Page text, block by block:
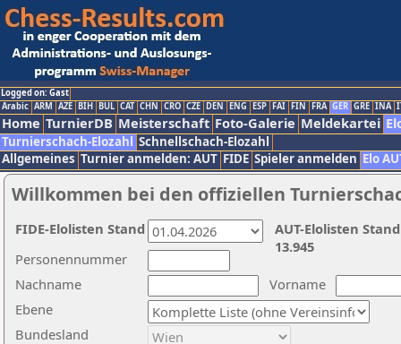
Logged on: Gast
Arabic ARM AZE BIH BUL CAT CHN CRO CZE DEN ENG ESP FAI FIN FRA GER GRE INA
Home TurnierDB Meisterschaft Foto-Galerie Meldekartei
Turnierschach-Elozahl Schnellschach-Elozahl
Allgemeines Turnier anmelden: AUT FIDE Spieler anmelden Elo
Willkommen bei den offiziellen
Nachname
Vorname
Ebene
Personennummer
Bundesland
AUT-Elolisten
13.945
FIDE-Elolisten Stand